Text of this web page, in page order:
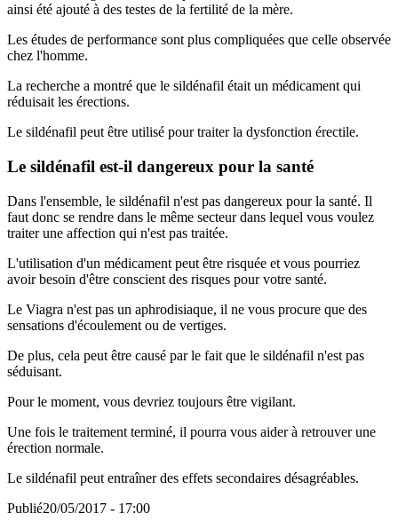
ainsi été ajouté à des testes de la fertilité de la mère.
Les études de performance sont plus compliquées que celle observée
chez l'homme.
La recherche a montré que le sildénafil était un médicament qui
réduisait les érections.
Le sildénafil peut être utilisé pour traiter la dysfonction érectile.
Le sildénafil est-il dangereux pour la santé
Dans l'ensemble, le sildénafil n'est pas dangereux pour la santé. Il
faut donc se rendre dans le même secteur dans lequel vous voulez
traiter une affection qui n'est pas traitée.
L'utilisation d'un médicament peut être risquée et vous pourriez
avoir besoin d'être conscient des risques pour votre santé.
Le Viagra n'est pas un aphrodisiaque, il ne vous procure que des
sensations d'écoulement ou de vertiges.
De plus, cela peut être causé par le fait que le sildénafil n'est pas
séduisant.
Pour le moment, vous devriez toujours être vigilant.
Une fois le traitement terminé, il pourra vous aider à retrouver une
érection normale.
Le sildénafil peut entraîner des effets secondaires désagréables.
Publié20/05/2017 - 17:00